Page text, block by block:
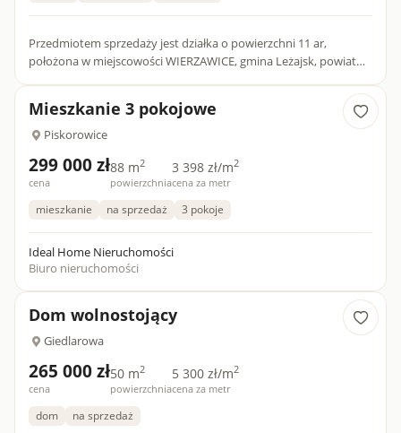
Przedmiotem sprzedaży jest działka o powierzchni 11 ar,
położona w miejscowości WIERZAWICE, gmina Leżajsk, powiat
Mieszkanie 3 pokojowe
Piskorowice
299 000 zł
cena
88 m2
powierzchnia
3 398 zł/m2
cena za metr
mieszkanie na sprzedaż 3 pokoje
Ideal Home Nieruchomości
Biuro nieruchomości
Dom wolnostojący
Giedlarowa
265 000 zł
cena
50 m2
powierzchnia
5 300 zł/m2
cena za metr
dom na sprzedaż